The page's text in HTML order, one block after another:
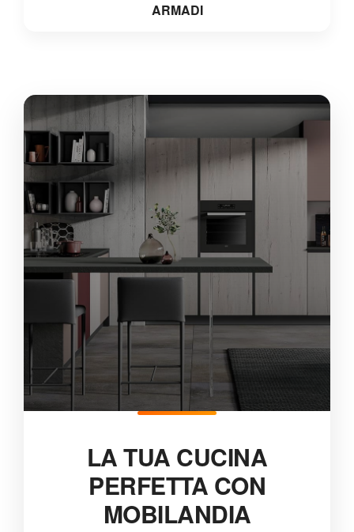
ARMADI
LA TUA CUCINA
PERFETTA CON
MOBILANDIA